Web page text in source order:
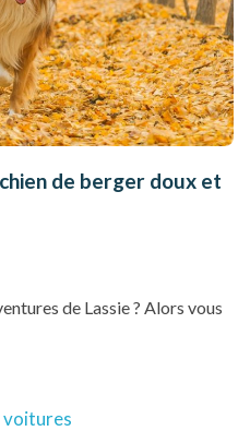
de berger doux et
de Lassie ? Alors vous